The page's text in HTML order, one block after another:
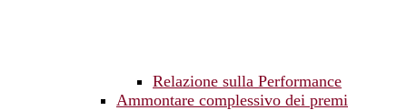
Relazione sulla Performance
Ammontare complessivo dei premi